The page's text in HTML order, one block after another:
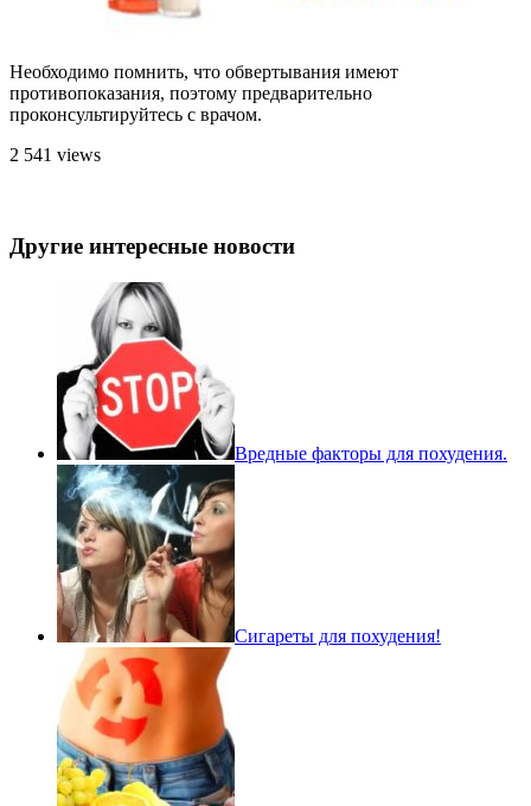
Необходимо помнить, что обвертывания имеют
противопоказания, поэтому предварительно
проконсультируйтесь с врачом.
2 541 views
Другие интересные новости
Вредные факторы для похудения.
Сигареты для похудения!